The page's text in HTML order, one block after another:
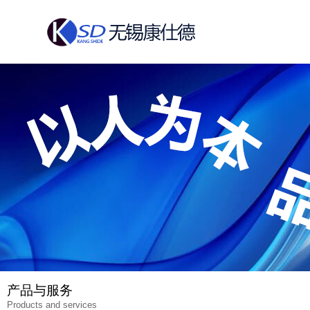
产品与服务
Products and services